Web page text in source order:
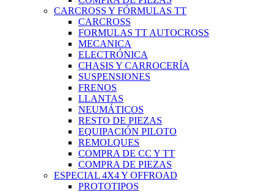
CARCROSS Y FÓRMULAS TT
CARCROSS
FORMULAS TT AUTOCROSS
MECANICA
ELECTRÓNICA
CHASIS Y CARROCERÍA
SUSPENSIONES
FRENOS
LLANTAS
NEUMÁTICOS
RESTO DE PIEZAS
EQUIPACIÓN PILOTO
REMOLQUES
COMPRA DE CC Y TT
COMPRA DE PIEZAS
ESPECIAL 4X4 Y OFFROAD
PROTOTIPOS